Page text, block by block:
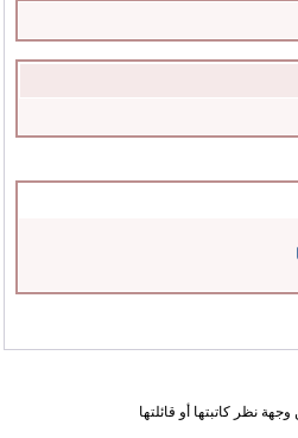
نظر كاتبتها أو قائلتها